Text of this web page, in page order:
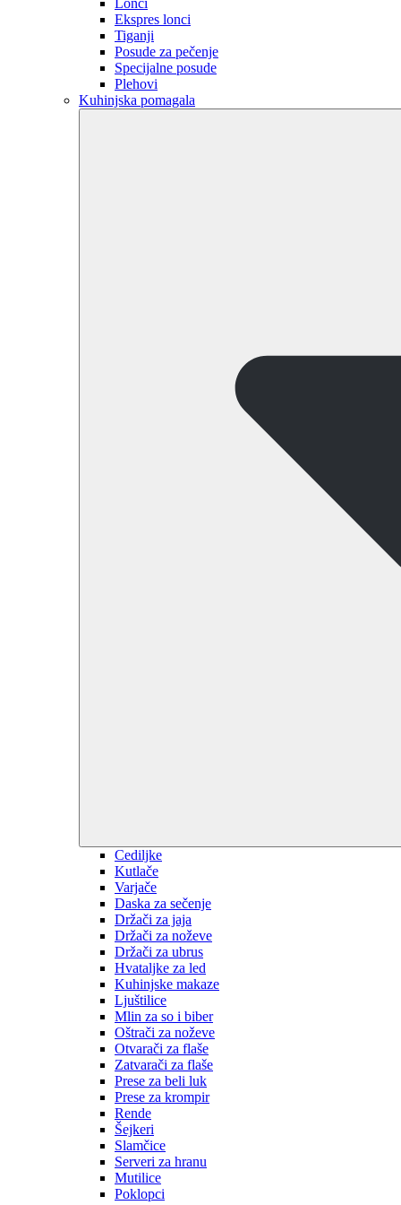
Lonci
Ekspres lonci
Tiganji
Posude za pečenje
Specijalne posude
Plehovi
Kuhinjska pomagala
Cediljke
Kutlače
Varjače
Daska za sečenje
Držači za jaja
Držači za noževe
Držači za ubrus
Hvataljke za led
Kuhinjske makaze
Ljuštilice
Mlin za so i biber
Oštrači za noževe
Otvarači za flaše
Zatvarači za flaše
Prese za beli luk
Prese za krompir
Rende
Šejkeri
Slamčice
Serveri za hranu
Mutilice
Poklopci